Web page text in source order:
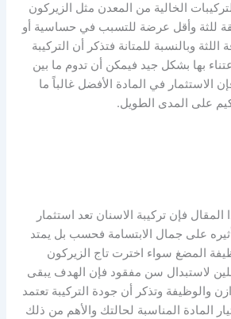
الخالية من المعدن مثل الزيركون
للثة وأقل عرضة للتسبب في حساسية أو
وبالنسبة للمتانة فتذكر أن التركيبة
بها بشكل جيد فيمكن أن تدوم ما بين
فإن الاستثمار في المادة الأفضل غالباً ما
على المدى الطويل.
فإن تركيبة الاسنان تعد استثمار
على جمال الابتسامة فحسب بل يمتد
المضغ سواء اخترت تاج الزيركون
لاستبدال سن مفقود فإن الهدف يبقى
والوظيفة وتذكر أن جودة التركيبة تعتمد
المادة المناسبة لحالتك والأهم من ذلك